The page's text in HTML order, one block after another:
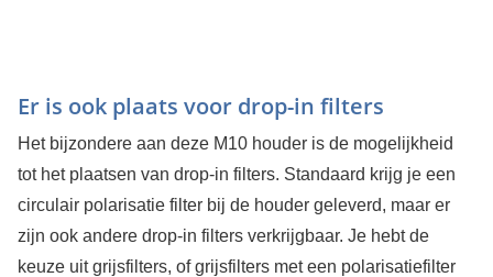
Er is ook plaats voor drop-in filters
Het bijzondere aan deze M10 houder is de mogelijkheid
tot het plaatsen van drop-in filters. Standaard krijg je een
circulair polarisatie filter bij de houder geleverd, maar er
zijn ook andere drop-in filters verkrijgbaar. Je hebt de
keuze uit grijsfilters, of grijsfilters met een polarisatiefilter